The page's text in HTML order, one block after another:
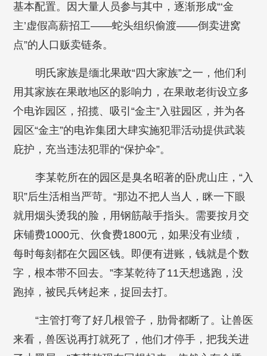
基本配置。因大量人员参与其中，逐渐形成“‘金
主’虚假高薪招工——蛇头组织偷渡——倒卖进窝
点”的人口贩卖链条。
明氏家族是缅北果敢“四大家族”之一，他们利
用其家族在果敢地区的影响力，在果敢老街设立多
个电诈园区，招揽、吸引“金主”入驻园区，并为各
园区“金主”的电诈集团大肆实施犯罪活动提供武装
庇护，充当违法犯罪的“保护伞”。
李某乾所在的园区是臭名昭著的卧虎山庄，“入
职”后生活相当严苛。“那边不把人当人，眯一下眼
就用烟头烫我的脸，用钢筋敲手指头。需要按月交
床铺费1000元、伙食费1800元，如果没有业绩，
每时每刻都在欠园区钱。即便有进账，钱就是个数
字，根本带不回去。”李某乾待了11天想逃跑，没
跑掉，被民兵铐起来，捉回去打。
“主管打弯了好几根管子，肋骨都断了。让兽医
来看，兽医说再打就死了，他们才停手，把我关进